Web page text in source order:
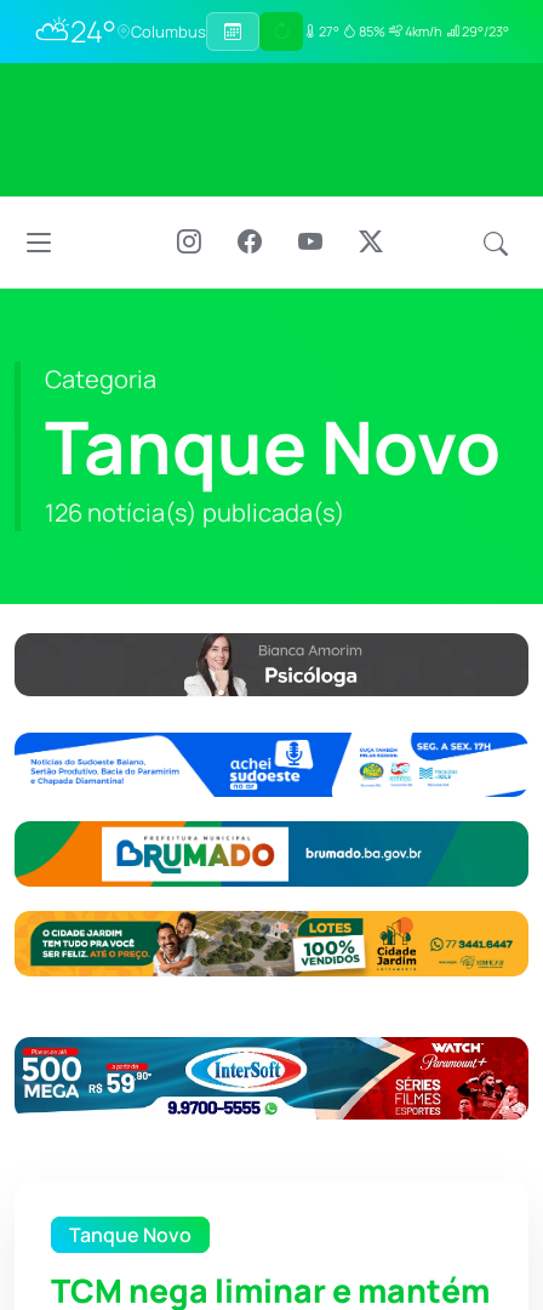
⛅24° Columbus 27° 85% 4km/h 29°/23°
Categoria
Tanque Novo
126 notícia(s) publicada(s)
Tanque Novo
TCM nega liminar e mantém